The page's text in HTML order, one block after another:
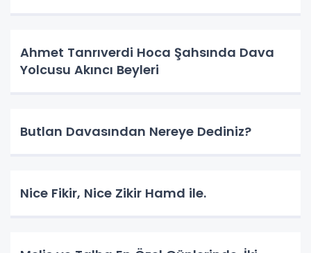
Ahmet Tanrıverdi Hoca Şahsında Dava
Yolcusu Akıncı Beyleri
Butlan Davasından Nereye Dediniz?
Nice Fikir, Nice Zikir Hamd ile.